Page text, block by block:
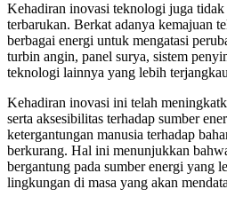
Kehadiran inovasi teknologi juga
terbarukan. Berkat adanya kemajuan
berbagai energi untuk mengatasi
turbin angin, panel surya, sistem
teknologi lainnya yang lebih
Kehadiran inovasi ini telah
serta aksesibilitas terhadap sumber
ketergantungan manusia terhadap
berkurang. Hal ini menunjukkan
bergantung pada sumber energi yang
lingkungan di masa yang akan